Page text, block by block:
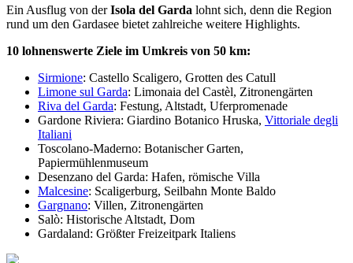
Ein Ausflug von derIsola del Garda lohnt sich, denn die Region
rund um den Gardasee bietet zahlreiche weitere Highlights.
10 lohnenswerte Ziele im Umkreis von 50 km:
Sirmione: Castello Scaligero, Grotten des Catull
Limone sul Garda: Limonaia del Castèl, Zitronengärten
Riva del Garda: Festung, Altstadt, Uferpromenade
Gardone Riviera: Giardino Botanico Hruska, Vittoriale degli
Italiani
Toscolano-Maderno: Botanischer Garten,
Papiermühlenmuseum
Desenzano del Garda: Hafen, römische Villa
Malcesine: Scaligerburg, Seilbahn Monte Baldo
Gargnano: Villen, Zitronengärten
Salò: Historische Altstadt, Dom
Gardaland: Größter Freizeitpark Italiens